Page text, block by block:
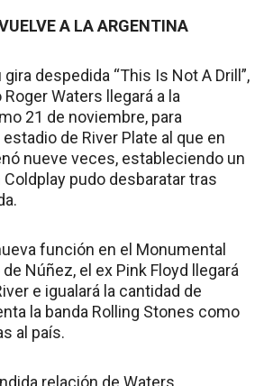
A LA ARGENTINA
despedida “This Is Not A Drill”,
Waters llegará a la
21 de noviembre, para
de River Plate al que en
nueve veces, estableciendo un
pudo desbaratar tras
función en el Monumental
Núñez, el ex Pink Floyd llegará
e igualará la cantidad de
la banda Rolling Stones como
al país.
relación de Waters